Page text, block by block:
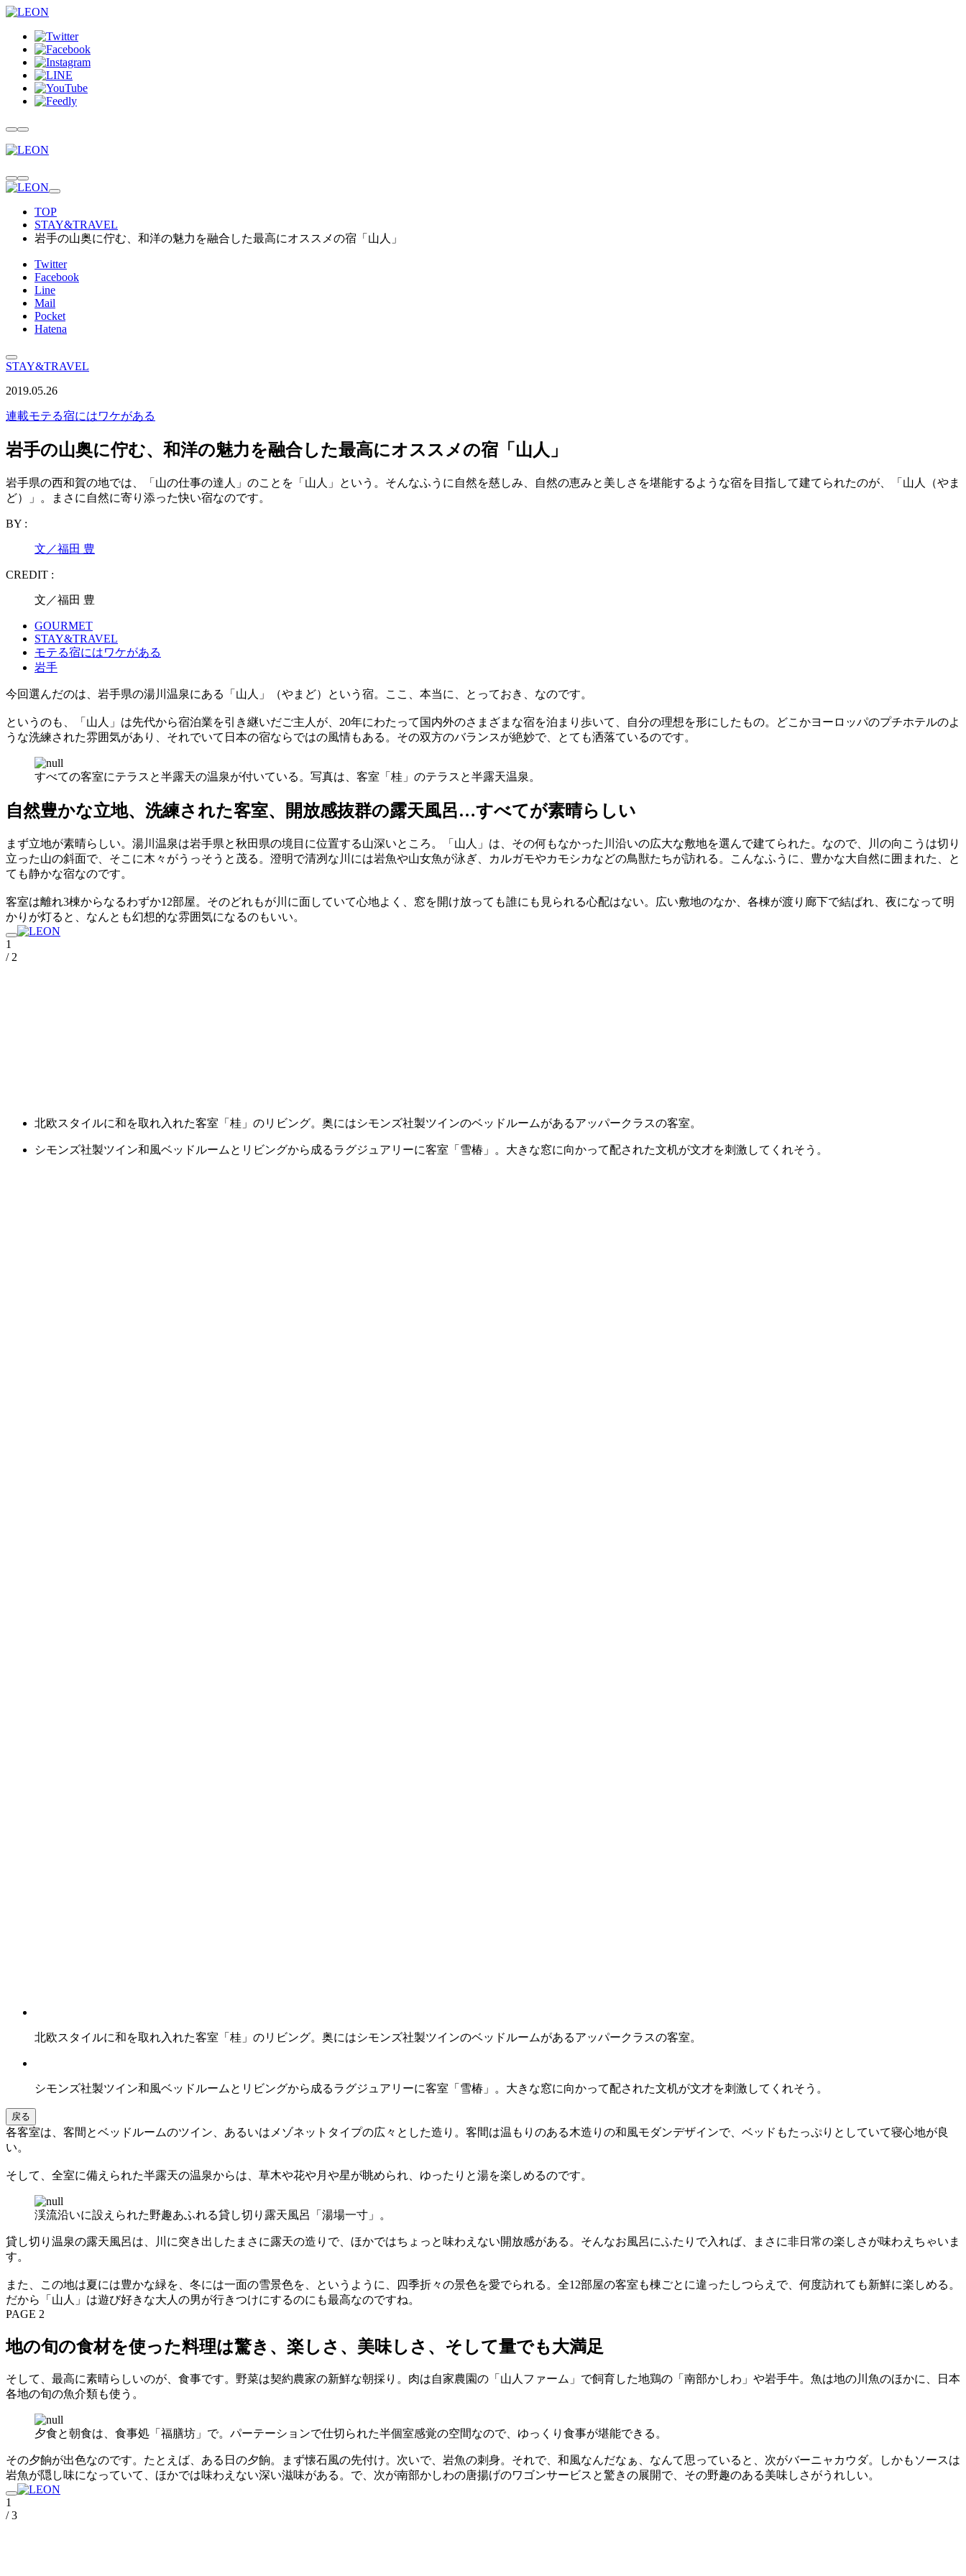
TOP
STAY&TRAVEL
岩手の山奥に佇む、和洋の魅力を融合した最高にオススメの宿「山人」
Twitter
Facebook
Line
Mail
Pocket
Hatena
STAY&TRAVEL
2019.05.26
連載モテる宿にはワケがある
岩手の山奥に佇む、和洋の魅力を融合した最高にオススメの宿「山人」
岩手県の西和賀の地では、「山の仕事の達人」のことを「山人」という。そんなふうに自然を慈しみ、自然の恵みと美しさを堪能するような宿を目指して建てられたのが、「山人（やま
ど）」。まさに自然に寄り添った快い宿なのです。
BY :
文／福田 豊
CREDIT :
文／福田 豊
GOURMET
STAY&TRAVEL
モテる宿にはワケがある
岩手
今回選んだのは、岩手県の湯川温泉にある「山人」（やまど）という宿。ここ、本当に、とっておき、なのです。
というのも、「山人」は先代から宿泊業を引き継いだご主人が、20年にわたって国内外のさまざまな宿を泊まり歩いて、自分の理想を形にしたもの。どこかヨーロッパのプチホテルのよ
うな洗練された雰囲気があり、それでいて日本の宿ならではの風情もある。その双方のバランスが絶妙で、とても洒落ているのです。
すべての客室にテラスと半露天の温泉が付いている。写真は、客室「桂」のテラスと半露天温泉。
自然豊かな立地、洗練された客室、開放感抜群の露天風呂…すべてが素晴らしい
まず立地が素晴らしい。湯川温泉は岩手県と秋田県の境目に位置する山深いところ。「山人」は、その何もなかった川沿いの広大な敷地を選んで建てられた。なので、川の向こうは切り
立った山の斜面で、そこに木々がうっそうと茂る。澄明で清冽な川には岩魚や山女魚が泳ぎ、カルガモやカモシカなどの鳥獣たちが訪れる。こんなふうに、豊かな大自然に囲まれた、と
ても静かな宿なのです。
客室は離れ3棟からなるわずか12部屋。そのどれもが川に面していて心地よく、窓を開け放っても誰にも見られる心配はない。広い敷地のなか、各棟が渡り廊下で結ばれ、夜になって明
かりが灯ると、なんとも幻想的な雰囲気になるのもいい。
1
/ 2
北欧スタイルに和を取れ入れた客室「桂」のリビング。奥にはシモンズ社製ツインのベッドルームがあるアッパークラスの客室。
シモンズ社製ツイン和風ベッドルームとリビングから成るラグジュアリーに客室「雪椿」。大きな窓に向かって配された文机が文才を刺激してくれそう。
北欧スタイルに和を取れ入れた客室「桂」のリビング。奥にはシモンズ社製ツインのベッドルームがあるアッパークラスの客室。
シモンズ社製ツイン和風ベッドルームとリビングから成るラグジュアリーに客室「雪椿」。大きな窓に向かって配された文机が文才を刺激してくれそう。
戻る
各客室は、客間とベッドルームのツイン、あるいはメゾネットタイプの広々とした造り。客間は温もりのある木造りの和風モダンデザインで、ベッドもたっぷりとしていて寝心地が良
い。
そして、全室に備えられた半露天の温泉からは、草木や花や月や星が眺められ、ゆったりと湯を楽しめるのです。
渓流沿いに設えられた野趣あふれる貸し切り露天風呂「湯場一寸」。
貸し切り温泉の露天風呂は、川に突き出したまさに露天の造りで、ほかではちょっと味わえない開放感がある。そんなお風呂にふたりで入れば、まさに非日常の楽しさが味わえちゃいま
す。
また、この地は夏には豊かな緑を、冬には一面の雪景色を、というように、四季折々の景色を愛でられる。全12部屋の客室も棟ごとに違ったしつらえで、何度訪れても新鮮に楽しめる。
だから「山人」は遊び好きな大人の男が行きつけにするのにも最高なのですね。
PAGE 2
地の旬の食材を使った料理は驚き、楽しさ、美味しさ、そして量でも大満足
そして、最高に素晴らしいのが、食事です。野菜は契約農家の新鮮な朝採り。肉は自家農園の「山人ファーム」で飼育した地鶏の「南部かしわ」や岩手牛。魚は地の川魚のほかに、日本
各地の旬の魚介類も使う。
夕食と朝食は、食事処「福膳坊」で。パーテーションで仕切られた半個室感覚の空間なので、ゆっくり食事が堪能できる。
その夕餉が出色なのです。たとえば、ある日の夕餉。まず懐石風の先付け。次いで、岩魚の刺身。それで、和風なんだなぁ、なんて思っていると、次がバーニャカウダ。しかもソースは
岩魚が隠し味になっていて、ほかでは味わえない深い滋味がある。で、次が南部かしわの唐揚げのワゴンサービスと驚きの展開で、その野趣のある美味しさがうれしい。
1
/ 3